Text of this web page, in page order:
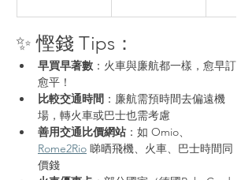
✨ 慳錢 Tips：
早買早著數 ：火車與廉航都一樣，愈早訂
愈平！
比較交通時間 ：廉航需預時間去偏遠機
場，轉火車或巴士也需考慮
善用交通比價網站 ：如 Omio、
Rome2Rio 睇晒飛機、火車、巴士時間同
價錢